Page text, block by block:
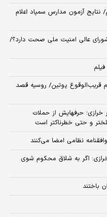
نتایج آزمون مدارس سمپاد اعلام
عالی امنیت ملی صحت دارد؟/
قریب‌الوقوع پوتین/ روسیه قصد
خرازی؛ حرفهایش از حملات
و حتی خطرناکتر است
اگر به شلاق محکوم شوی